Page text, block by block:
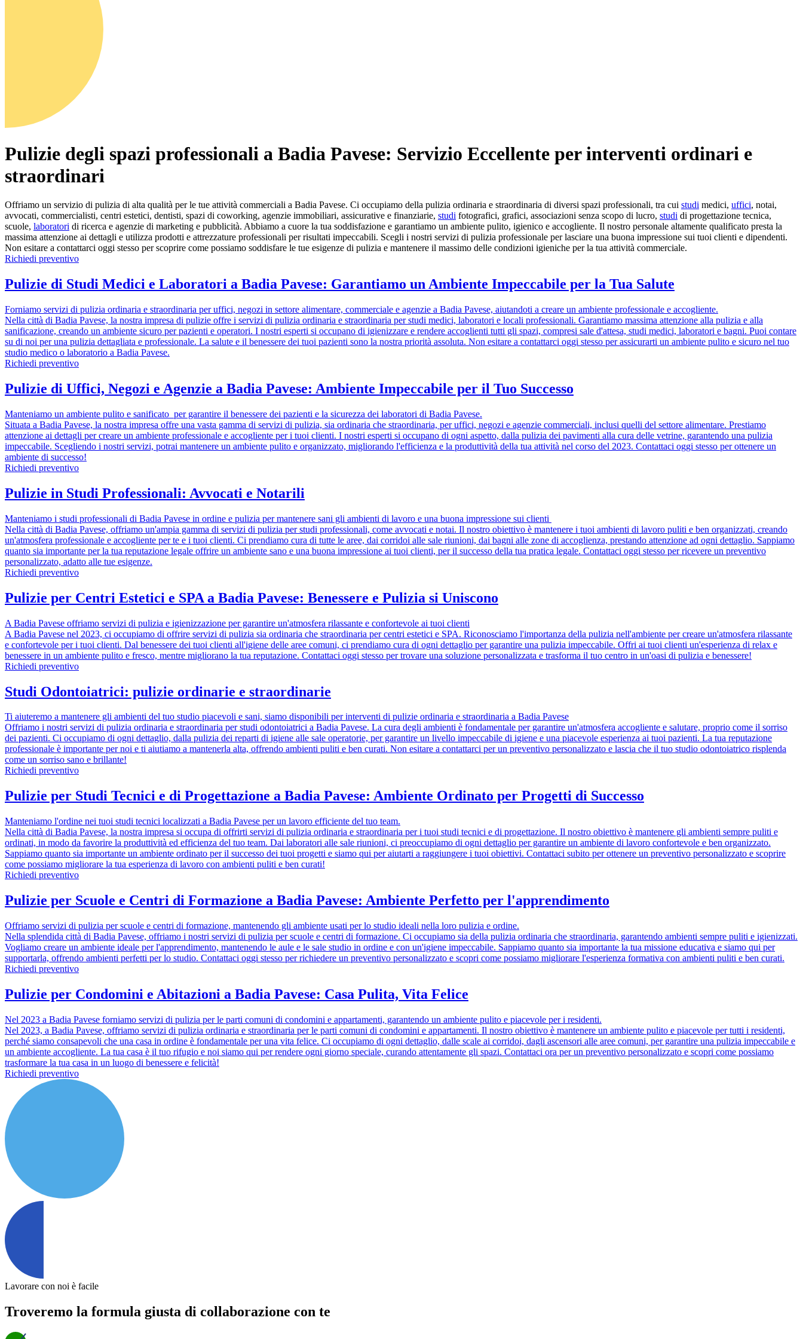
Pulizie degli spazi professionali a Badia Pavese: Servizio Eccellente per interventi ordinari e
straordinari
Offriamo un servizio di pulizia di alta qualità per le tue attività commerciali a Badia Pavese. Ci occupiamo della pulizia ordinaria e straordinaria di diversi spazi professionali, tra cui studi medici, uffici, notai,
avvocati, commercialisti, centri estetici, dentisti, spazi di coworking, agenzie immobiliari, assicurative e finanziarie, studi fotografici, grafici, associazioni senza scopo di lucro, studi di progettazione tecnica,
scuole, laboratori di ricerca e agenzie di marketing e pubblicità. Abbiamo a cuore la tua soddisfazione e garantiamo un ambiente pulito, igienico e accogliente. Il nostro personale altamente qualificato presta la
massima attenzione ai dettagli e utilizza prodotti e attrezzature professionali per risultati impeccabili. Scegli i nostri servizi di pulizia professionale per lasciare una buona impressione sui tuoi clienti e dipendenti.
Non esitare a contattarci oggi stesso per scoprire come possiamo soddisfare le tue esigenze di pulizia e mantenere il massimo delle condizioni igieniche per la tua attività commerciale.
Richiedi preventivo
Pulizie di Studi Medici e Laboratori a Badia Pavese: Garantiamo un Ambiente Impeccabile per la Tua Salute
Forniamo servizi di pulizia ordinaria e straordinaria per uffici, negozi in settore alimentare, commerciale e agenzie a Badia Pavese, aiutandoti a creare un ambiente professionale e accogliente.
Nella città di Badia Pavese, la nostra impresa di pulizie offre i servizi di pulizia ordinaria e straordinaria per studi medici, laboratori e locali professionali. Garantiamo massima attenzione alla pulizia e alla
sanificazione, creando un ambiente sicuro per pazienti e operatori. I nostri esperti si occupano di igienizzare e rendere accoglienti tutti gli spazi, compresi sale d'attesa, studi medici, laboratori e bagni. Puoi contare
su di noi per una pulizia dettagliata e professionale. La salute e il benessere dei tuoi pazienti sono la nostra priorità assoluta. Non esitare a contattarci oggi stesso per assicurarti un ambiente pulito e sicuro nel tuo
studio medico o laboratorio a Badia Pavese.
Richiedi preventivo
Pulizie di Uffici, Negozi e Agenzie a Badia Pavese: Ambiente Impeccabile per il Tuo Successo
Manteniamo un ambiente pulito e sanificato per garantire il benessere dei pazienti e la sicurezza dei laboratori di Badia Pavese.
Situata a Badia Pavese, la nostra impresa offre una vasta gamma di servizi di pulizia, sia ordinaria che straordinaria, per uffici, negozi e agenzie commerciali, inclusi quelli del settore alimentare. Prestiamo
attenzione ai dettagli per creare un ambiente professionale e accogliente per i tuoi clienti. I nostri esperti si occupano di ogni aspetto, dalla pulizia dei pavimenti alla cura delle vetrine, garantendo una pulizia
impeccabile. Scegliendo i nostri servizi, potrai mantenere un ambiente pulito e organizzato, migliorando l'efficienza e la produttività della tua attività nel corso del 2023. Contattaci oggi stesso per ottenere un
ambiente di successo!
Richiedi preventivo
Pulizie in Studi Professionali: Avvocati e Notarili
Manteniamo i studi professionali di Badia Pavese in ordine e pulizia per mantenere sani gli ambienti di lavoro e una buona impressione sui clienti
Nella città di Badia Pavese, offriamo un'ampia gamma di servizi di pulizia per studi professionali, come avvocati e notai. Il nostro obiettivo è mantenere i tuoi ambienti di lavoro puliti e ben organizzati, creando
un'atmosfera professionale e accogliente per te e i tuoi clienti. Ci prendiamo cura di tutte le aree, dai corridoi alle sale riunioni, dai bagni alle zone di accoglienza, prestando attenzione ad ogni dettaglio. Sappiamo
quanto sia importante per la tua reputazione legale offrire un ambiente sano e una buona impressione ai tuoi clienti, per il successo della tua pratica legale. Contattaci oggi stesso per ricevere un preventivo
personalizzato, adatto alle tue esigenze.
Richiedi preventivo
Pulizie per Centri Estetici e SPA a Badia Pavese: Benessere e Pulizia si Uniscono
A Badia Pavese offriamo servizi di pulizia e igienizzazione per garantire un'atmosfera rilassante e confortevole ai tuoi clienti
A Badia Pavese nel 2023, ci occupiamo di offrire servizi di pulizia sia ordinaria che straordinaria per centri estetici e SPA. Riconosciamo l'importanza della pulizia nell'ambiente per creare un'atmosfera rilassante
e confortevole per i tuoi clienti. Dal benessere dei tuoi clienti all'igiene delle aree comuni, ci prendiamo cura di ogni dettaglio per garantire una pulizia impeccabile. Offri ai tuoi clienti un'esperienza di relax e
benessere in un ambiente pulito e fresco, mentre migliorano la tua reputazione. Contattaci oggi stesso per trovare una soluzione personalizzata e trasforma il tuo centro in un'oasi di pulizia e benessere!
Richiedi preventivo
Studi Odontoiatrici: pulizie ordinarie e straordinarie
Ti aiuteremo a mantenere gli ambienti del tuo studio piacevoli e sani, siamo disponibili per interventi di pulizie ordinaria e straordinaria a Badia Pavese
Offriamo i nostri servizi di pulizia ordinaria e straordinaria per studi odontoiatrici a Badia Pavese. La cura degli ambienti è fondamentale per garantire un'atmosfera accogliente e salutare, proprio come il sorriso
dei pazienti. Ci occupiamo di ogni dettaglio, dalla pulizia dei reparti di igiene alle sale operatorie, per garantire un livello impeccabile di igiene e una piacevole esperienza ai tuoi pazienti. La tua reputazione
professionale è importante per noi e ti aiutiamo a mantenerla alta, offrendo ambienti puliti e ben curati. Non esitare a contattarci per un preventivo personalizzato e lascia che il tuo studio odontoiatrico risplenda
come un sorriso sano e brillante!
Richiedi preventivo
Pulizie per Studi Tecnici e di Progettazione a Badia Pavese: Ambiente Ordinato per Progetti di Successo
Manteniamo l'ordine nei tuoi studi tecnici localizzati a Badia Pavese per un lavoro efficiente del tuo team.
Nella città di Badia Pavese, la nostra impresa si occupa di offrirti servizi di pulizia ordinaria e straordinaria per i tuoi studi tecnici e di progettazione. Il nostro obiettivo è mantenere gli ambienti sempre puliti e
ordinati, in modo da favorire la produttività ed efficienza del tuo team. Dai laboratori alle sale riunioni, ci preoccupiamo di ogni dettaglio per garantire un ambiente di lavoro confortevole e ben organizzato.
Sappiamo quanto sia importante un ambiente ordinato per il successo dei tuoi progetti e siamo qui per aiutarti a raggiungere i tuoi obiettivi. Contattaci subito per ottenere un preventivo personalizzato e scoprire
come possiamo migliorare la tua esperienza di lavoro con ambienti puliti e ben curati!
Richiedi preventivo
Pulizie per Scuole e Centri di Formazione a Badia Pavese: Ambiente Perfetto per l'apprendimento
Offriamo servizi di pulizia per scuole e centri di formazione, mantenendo gli ambiente usati per lo studio ideali nella loro pulizia e ordine.
Nella splendida città di Badia Pavese, offriamo i nostri servizi di pulizia per scuole e centri di formazione. Ci occupiamo sia della pulizia ordinaria che straordinaria, garantendo ambienti sempre puliti e igienizzati.
Vogliamo creare un ambiente ideale per l'apprendimento, mantenendo le aule e le sale studio in ordine e con un'igiene impeccabile. Sappiamo quanto sia importante la tua missione educativa e siamo qui per
supportarla, offrendo ambienti perfetti per lo studio. Contattaci oggi stesso per richiedere un preventivo personalizzato e scopri come possiamo migliorare l'esperienza formativa con ambienti puliti e ben curati.
Richiedi preventivo
Pulizie per Condomini e Abitazioni a Badia Pavese: Casa Pulita, Vita Felice
Nel 2023 a Badia Pavese forniamo servizi di pulizia per le parti comuni di condomini e appartamenti, garantendo un ambiente pulito e piacevole per i residenti.
Nel 2023, a Badia Pavese, offriamo servizi di pulizia ordinaria e straordinaria per le parti comuni di condomini e appartamenti. Il nostro obiettivo è mantenere un ambiente pulito e piacevole per tutti i residenti,
perché siamo consapevoli che una casa in ordine è fondamentale per una vita felice. Ci occupiamo di ogni dettaglio, dalle scale ai corridoi, dagli ascensori alle aree comuni, per garantire una pulizia impeccabile e
un ambiente accogliente. La tua casa è il tuo rifugio e noi siamo qui per rendere ogni giorno speciale, curando attentamente gli spazi. Contattaci ora per un preventivo personalizzato e scopri come possiamo
trasformare la tua casa in un luogo di benessere e felicità!
Richiedi preventivo
Lavorare con noi è facile
Troveremo la formula giusta di collaborazione con te